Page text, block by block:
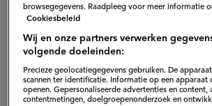
1. Pizza Margherita
We beginnen met een echte klassieker.
pizzatoppings lopen de meningen
Margherita valt vrijwel bij iedereen in
browsegegevens. Raadpleeg voor meer informatie
Cookiesbeleid
Wij en onze partners verwerken
volgende doeleinden:
Precieze geolocatiegegevens gebruiken. De
scannen ter identificatie. Informatie op een apparaat
openen. Gepersonaliseerde advertenties en content,
contentmetingen, doelgroepenonderzoek en